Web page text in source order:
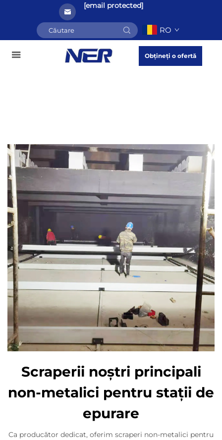
[email protected]
RO
Obțineți o ofertă
Scraperii noștri principali
non-metalici pentru stații de
epurare
Ca producător dedicat, oferim scraperi non-metalici pentru